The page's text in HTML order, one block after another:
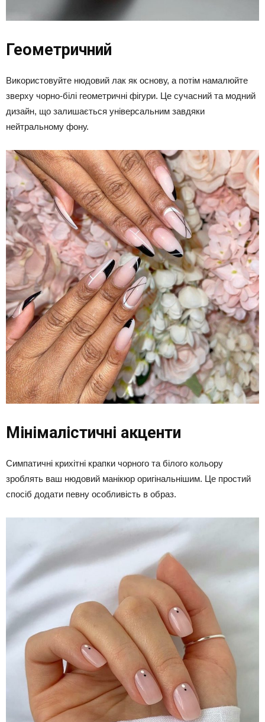
Геометричний
Використовуйте нюдовий лак як основу, а потім намалюйте
зверху чорно-білі геометричні фігури. Це сучасний та модний
дизайн, що залишається універсальним завдяки
нейтральному фону.
Мінімалістичні акценти
Симпатичні крихітні крапки чорного та білого кольору
зроблять ваш нюдовий манікюр оригінальнішим. Це простий
спосіб додати певну особливість в образ.